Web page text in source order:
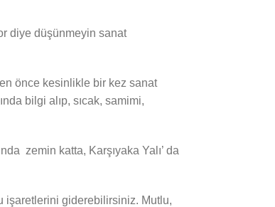
diye düşünmeyin sanat
önce kesinlikle bir kez sanat
bilgi alıp, sıcak, samimi,
zemin katta, Karşıyaka Yalı’ da
işaretlerini giderebilirsiniz. Mutlu,